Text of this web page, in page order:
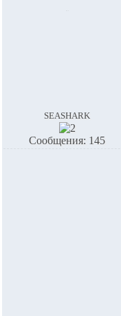
seashark
Сообщения: 145